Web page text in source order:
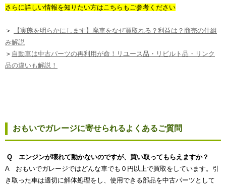
さらに詳しい情報を知りたい方はこちらもご参考ください
＞
【実態を明らかにします】廃車をなぜ買取れる？利益は？商売の仕組
み解説
＞ 自動車は中古パーツの再利用が命！リユース品・リビルト品・リンク
品の違いも解説！
おもいでガレージに寄せられるよくあるご質問
Q エンジンが壊れて動かないのですが、買い取ってもらえますか？
A おもいでガレージではどんな車でも０円以上で買取をしています。引
き取った車は適切に解体処理をし、使用できる部品を中古パーツとして